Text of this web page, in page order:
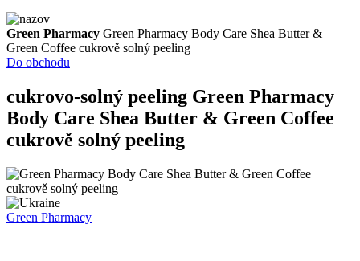
Green Pharmacy Green Pharmacy Body Care Shea Butter &
Green Coffee cukrově solný peeling
Do obchodu
cukrovo-solný peeling Green Pharmacy
Body Care Shea Butter & Green Coffee
cukrově solný peeling
Green Pharmacy